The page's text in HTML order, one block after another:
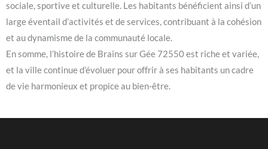
sociale, sportive et culturelle. Les habitants bénéficient ainsi d’un
large éventail d’activités et de services, contribuant à la cohésion
et au dynamisme de la communauté locale.
En somme, l’histoire de Brains sur Gée 72550 est riche et variée,
et la ville continue d’évoluer pour offrir à ses habitants un cadre
de vie harmonieux et propice au bien-être.